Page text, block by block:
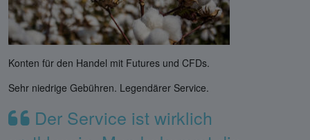
Konten für den Handel mit Futures und CFDs.
Sehr niedrige Gebühren. Legendärer Service.
Der Service ist wirklich